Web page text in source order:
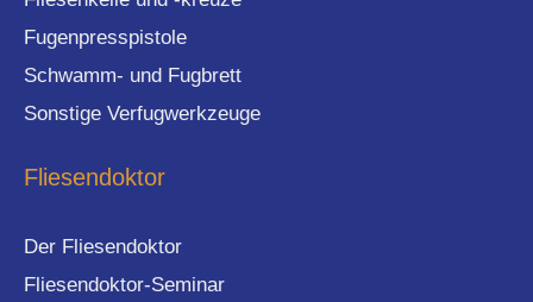
Fugenpresspistole
Schwamm- und Fugbrett
Sonstige Verfugwerkzeuge
Fliesendoktor
Der Fliesendoktor
Fliesendoktor-Seminar